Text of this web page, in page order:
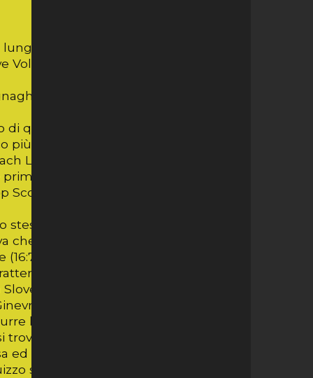
stop causa Coronavirus, che
che ieri a tratti ha dimostrato di
e parte con Bajde,Ammirati,
qualche punto; le ginevrine
più ordinato riportano
Lacerda accusano problemi in
fasi di gioco perdono, causa
bulgara Dancheva il Lugano
stesso tipo di gioco: battuta efficace,
che da prima linea non perdona. A
punto dopo punto, grazie
colma l’enorme divario e riporta
si aggiudica però il set.
le danze: Bajde e compagne
stabilità, riducono gli errori
il Ginevra comincia a vacillare. Il set
sul finale di Rigon permette al